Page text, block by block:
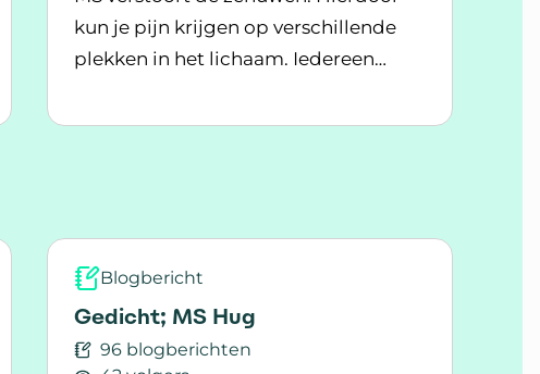
kun je pijn krijgen op verschillende
plekken in het lichaam. Iedereen
Blogbericht
Gedicht; MS Hug
96 blogberichten